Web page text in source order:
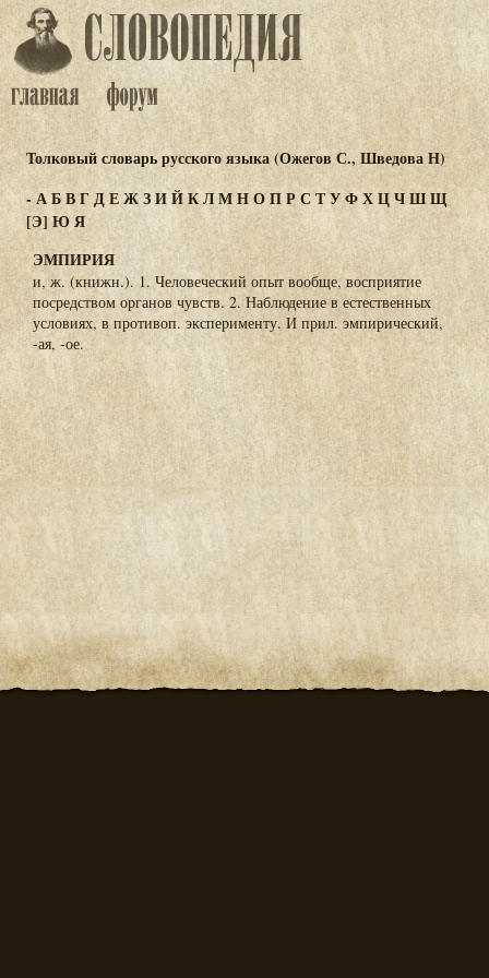
Толковый словарь русского языка (Ожегов С., Шведова Н)
-АБВГДЕЖЗИЙКЛМНОПР СТУФХЦЧШЩ
[Э] ЮЯ
ЭМПИРИЯ
и, ж. (книжн.). 1. Человеческий опыт вообще, восприятие
посредством органов чувств. 2. Наблюдение в естественных
условиях, в противоп. эксперименту. И прил. эмпирический,
-ая, -ое.